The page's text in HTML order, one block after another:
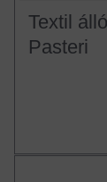
Textil
Pasteri